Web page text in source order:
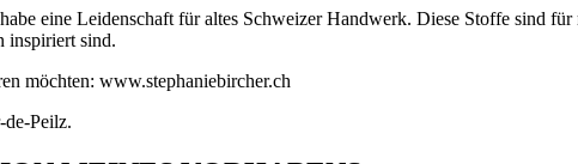
eine Leidenschaft für altes Schweizer Handwerk. Diese Stoffe sind
inspiriert sind.
möchten: www.stephaniebircher.ch
de-Peilz.